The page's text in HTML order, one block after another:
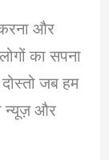
और
का सपना
जब हम
न्यूज़ और